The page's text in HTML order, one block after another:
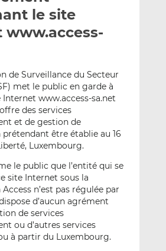
e
p
e
m
a
i
l
g
e
r
r
L
i
n
k
e
I
n
g
e
r
r
F
a
c
e
b
k
le site
www.access-
de Surveillance du Secteur
met le public en garde à
Internet www.access-sa.net
des services
et de gestion de
être établie au 16
Luxembourg.
le public que l’entité qui se
site Internet sous la
n’est pas régulée par
d’aucun agrément
de services
ou d’autres services
à partir du Luxembourg.